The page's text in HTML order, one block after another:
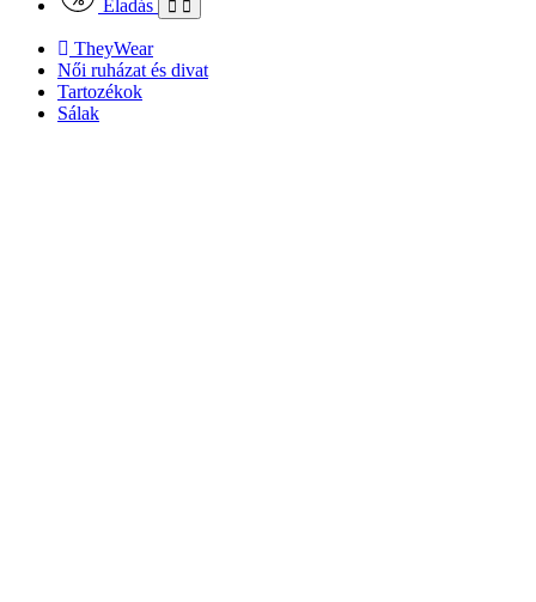
Eladás
TheyWear
Női ruházat és divat
Tartozékok
Sálak